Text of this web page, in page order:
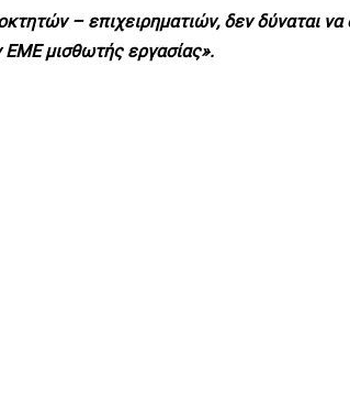
– επιχειρηματιών, δεν δύναται να
μισθωτής εργασίας».